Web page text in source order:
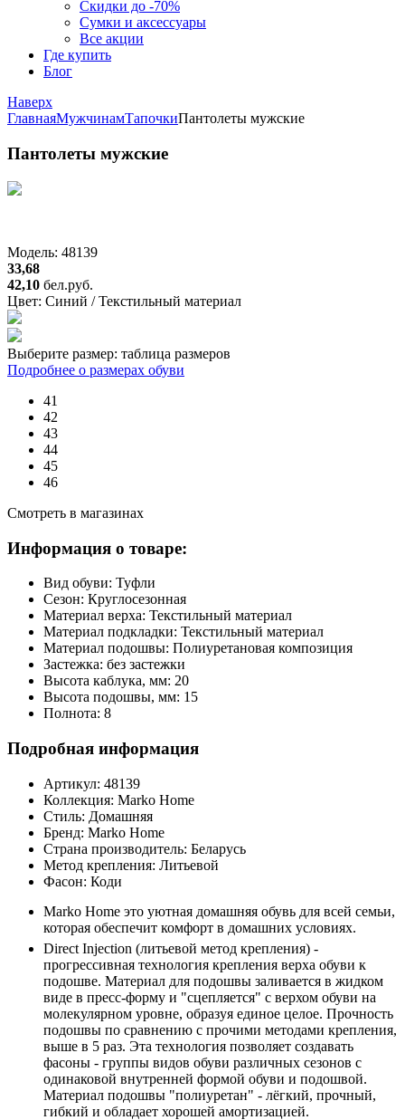
Скидки до -70%
Сумки и аксессуары
Все акции
Где купить
Блог
Наверх
ГлавнаяМужчинамТапочкиПантолеты мужские
Пантолеты мужские
Модель: 48139
33,68
42,10 бел.руб.
Цвет: Синий / Текстильный материал
Выберите размер: таблица размеров
Подробнее о размерах обуви
41
42
43
44
45
46
Смотреть в магазинах
Информация о товаре:
Вид обуви: Туфли
Сезон: Круглосезонная
Материал верха: Текстильный материал
Материал подкладки: Текстильный материал
Материал подошвы: Полиуретановая композиция
Застежка: без застежки
Высота каблука, мм: 20
Высота подошвы, мм: 15
Полнота: 8
Подробная информация
Артикул: 48139
Коллекция: Marko Home
Стиль: Домашняя
Бренд: Marko Home
Страна производитель: Беларусь
Метод крепления: Литьевой
Фасон: Коди
Marko Home это уютная домашняя обувь для всей семьи,
которая обеспечит комфорт в домашних условиях.
Direct Injection (литьевой метод крепления) -
прогрессивная технология крепления верха обуви к
подошве. Материал для подошвы заливается в жидком
виде в пресс-форму и "сцепляется" с верхом обуви на
молекулярном уровне, образуя единое целое. Прочность
подошвы по сравнению с прочими методами крепления,
выше в 5 раз. Эта технология позволяет создавать
фасоны - группы видов обуви различных сезонов с
одинаковой внутренней формой обуви и подошвой.
Материал подошвы "полиуретан" - лёгкий, прочный,
гибкий и обладает хорошей амортизацией.